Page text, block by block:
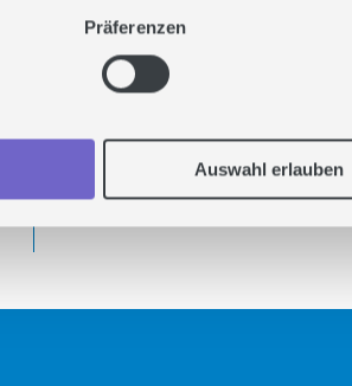
Präferenzen
Auswahl erlauben
Awareness-Format?
Warum gilt der YouTube